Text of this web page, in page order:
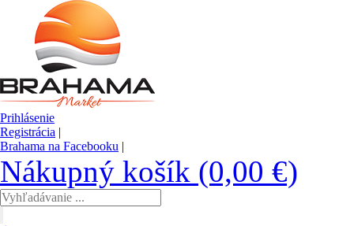
Prihlásenie
Registrácia |
Brahama na Facebooku |
Nákupný košík (0,00 €)